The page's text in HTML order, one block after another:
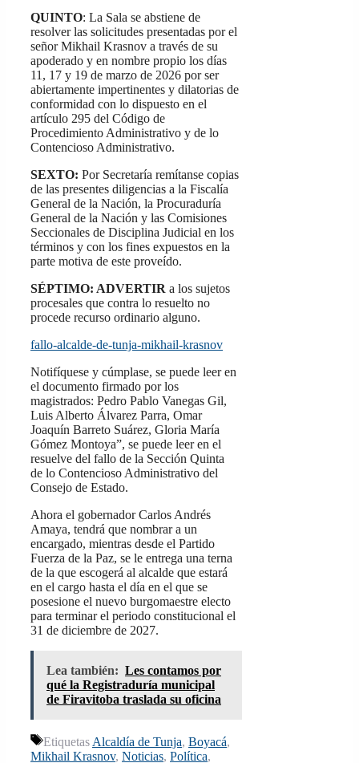
QUINTO: La Sala se abstiene de
resolver las solicitudes presentadas por el
señor Mikhail Krasnov a través de su
apoderado y en nombre propio los días
11, 17 y 19 de marzo de 2026 por ser
abiertamente impertinentes y dilatorias de
conformidad con lo dispuesto en el
artículo 295 del Código de
Procedimiento Administrativo y de lo
Contencioso Administrativo.
SEXTO: Por Secretaría remítanse copias
de las presentes diligencias a la Fiscalía
General de la Nación, la Procuraduría
General de la Nación y las Comisiones
Seccionales de Disciplina Judicial en los
términos y con los fines expuestos en la
parte motiva de este proveído.
SÉPTIMO: ADVERTIR a los sujetos
procesales que contra lo resuelto no
procede recurso ordinario alguno.
fallo-alcalde-de-tunja-mikhail-krasnov
Notifíquese y cúmplase, se puede leer en
el documento firmado por los
magistrados: Pedro Pablo Vanegas Gil,
Luis Alberto Álvarez Parra, Omar
Joaquín Barreto Suárez, Gloria María
Gómez Montoya”, se puede leer en el
resuelve del fallo de la Sección Quinta
de lo Contencioso Administrativo del
Consejo de Estado.
Ahora el gobernador Carlos Andrés
Amaya, tendrá que nombrar a un
encargado, mientras desde el Partido
Fuerza de la Paz, se le entrega una terna
de la que escogerá al alcalde que estará
en el cargo hasta el día en el que se
posesione el nuevo burgomaestre electo
para terminar el periodo constitucional el
31 de diciembre de 2027.
Lea también: Les contamos por
qué la Registraduría municipal
de Firavitoba traslada su oficina
Etiquetas Alcaldía de Tunja, Boyacá,
Mikhail Krasnov, Noticias, Política,